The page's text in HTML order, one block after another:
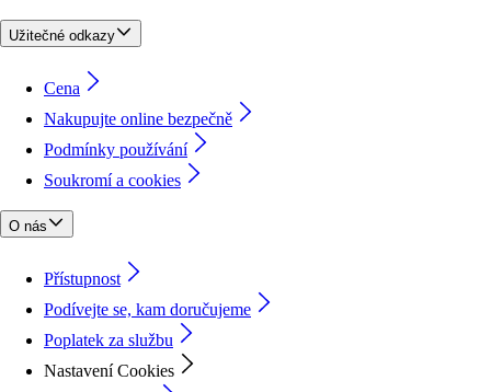
Užitečné odkazy
Cena
Nakupujte online bezpečně
Podmínky používání
Soukromí a cookies
O nás
Přístupnost
Podívejte se, kam doručujeme
Poplatek za službu
Nastavení Cookies